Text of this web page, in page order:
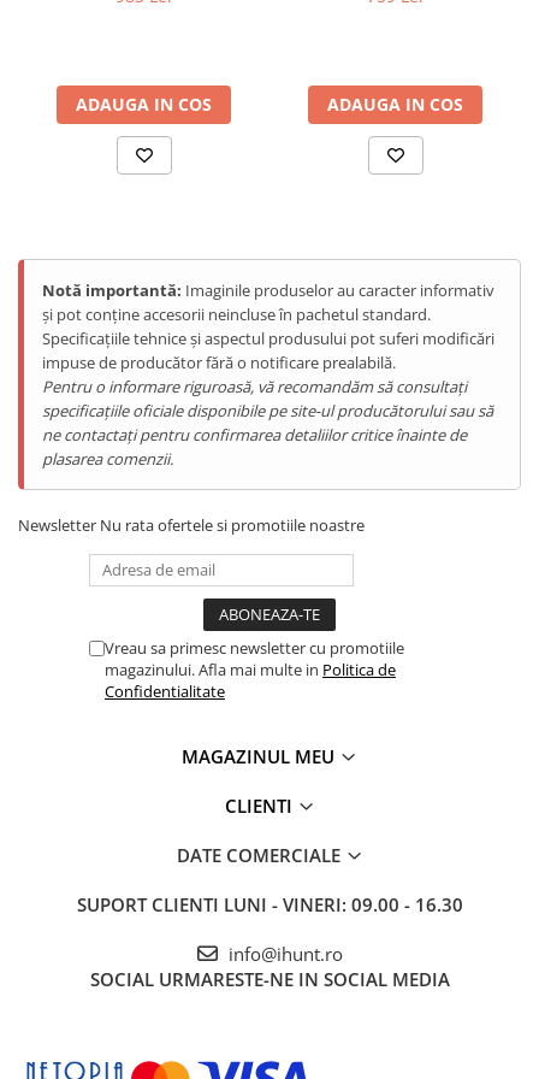
Produse Hotwav
Telefoane Mobile Hotwav
Produse Unihertz
Telefoane Mobile Blackview
Tablete Blackview
Casti Audio Blackview
Produse Fossibot
Telefoane Mobile Fossibot
Tablete Fossibot
Produse Oukitel
Telefoane Mobile Oukitel
Tablete Oukitel
STATII DE INCARCARE EV
Stații de Încărcare Rezidențiale /
ADAUGA IN COS ADAUGA IN COS
Notă importantă: Imaginile produselor au caracter informativ
și pot conține accesorii neincluse în pachetul standard.
Specificațiile tehnice și aspectul produsului pot suferi modificări
impuse de producător fără o notificare prealabilă.
Pentru o informare riguroasă, vă recomandăm să consultați
specificațiile oficiale disponibile pe site-ul producătorului sau să
ne contactați pentru confirmarea detaliilor critice înainte de
plasarea comenzii.
Newsletter Nu rata ofertele si promotiile noastre
Vreau sa primesc newsletter cu promotiile
magazinului. Afla mai multe in Politica de
Confidentialitate
MAGAZINUL MEU
CLIENTI
DATE COMERCIALE
SUPORT CLIENTI LUNI - VINERI: 09.00 - 16.30
info@ihunt.ro
SOCIAL URMARESTE-NE IN SOCIAL MEDIA